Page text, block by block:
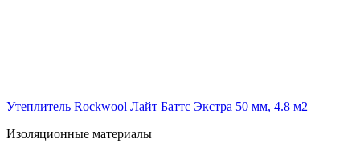
Утеплитель Rockwool Лайт Баттс Экстра 50 мм, 4.8 м2
Изоляционные материалы